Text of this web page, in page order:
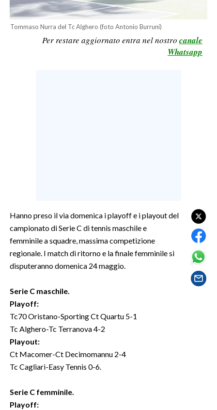
LAVORO
BANDI
CULTURA
GOSSIP
SARDEGNA TURISMO
SARDI NEL MONDO
NOTIZIE
EVENTI
3 MINUTI CON
Tommaso Nurra del Tc Alghero (foto Antonio Burruni)
Per restare aggiornato entra nel nostro canale
Whatsapp
Hanno preso il via domenica i playoff e i playout del
campionato di Serie C di tennis maschile e
femminile a squadre, massima competizione
regionale. I match di ritorno e la finale femminile si
disputeranno domenica 24 maggio.
Serie C maschile.
Playoff:
Tc70 Oristano-Sporting Ct Quartu 5-1
Tc Alghero-Tc Terranova 4-2
Playout:
Ct Macomer-Ct Decimomannu 2-4
Tc Cagliari-Easy Tennis 0-6.
Serie C femminile.
Playoff: